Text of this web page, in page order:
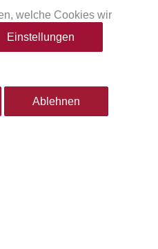
e
b
o
o
welche Cookies wir
Einstellungen
Ablehnen